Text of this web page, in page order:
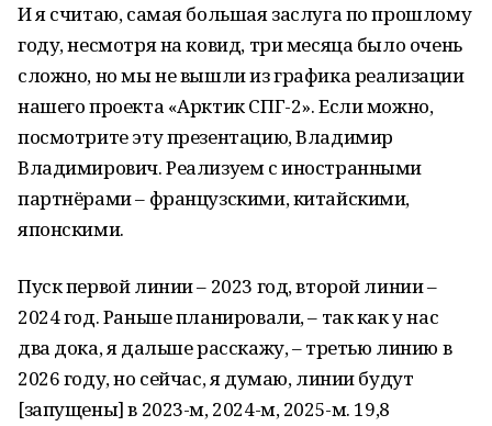
И я считаю, самая большая заслуга по прошлому
году, несмотря на ковид, три месяца было очень
сложно, но мы не вышли из графика реализации
нашего проекта «Арктик СПГ-2». Если можно,
посмотрите эту презентацию, Владимир
Владимирович. Реализуем с иностранными
партнёрами – французскими, китайскими,
японскими.
Пуск первой линии – 2023 год, второй линии –
2024 год. Раньше планировали, – так как у нас
два дока, я дальше расскажу, – третью линию в
2026 году, но сейчас, я думаю, линии будут
[запущены] в 2023-м, 2024-м, 2025-м. 19,8